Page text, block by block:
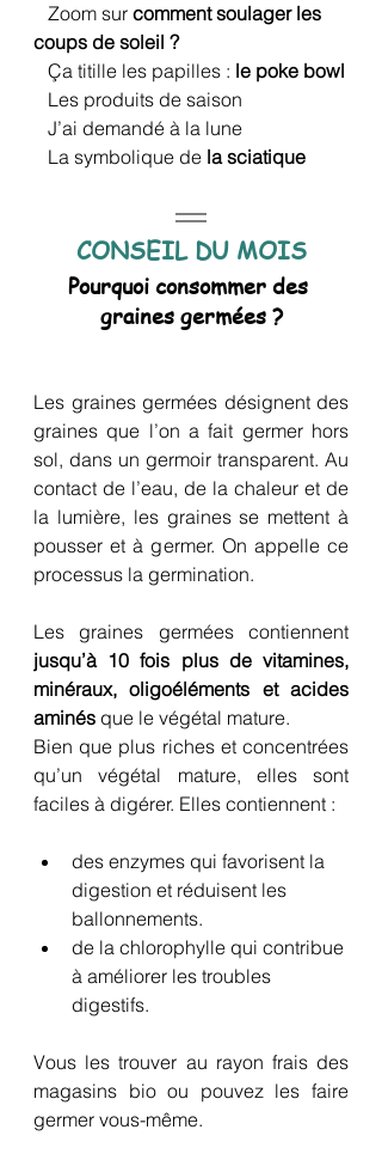
   Zoom sur
comment soulager les
coups de soleil ?
   Ça titille les papilles :
le poke bowl
   Les produits de saison
   J’ai demandé à la lune
   La symbolique de
la sciatique
CONSEIL DU MOIS
Pourquoi consommer des
graines germées ?
Les graines germées désignent des
graines que l’on a fait germer hors
sol, dans un germoir transparent. Au
contact de l’eau, de la chaleur et de
la lumière, les graines se mettent à
pousser et à germer. On appelle ce
processus la germination.
jusqu’à 10 fois plus de vitamines,
minéraux, oligoéléments et acides
aminés que le végétal mature.
Bien que plus riches et concentrées
qu’un végétal mature, elles sont
faciles à digérer. Elles contiennent :
des enzymes qui favorisent la
digestion et réduisent les
ballonnements.
de la chlorophylle qui contribue
à améliorer les troubles
digestifs.
Vous les trouver au rayon frais des
magasins bio ou pouvez les faire
germer vous-même.